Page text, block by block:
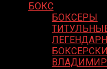
БОКС
БОКСЕРЫ